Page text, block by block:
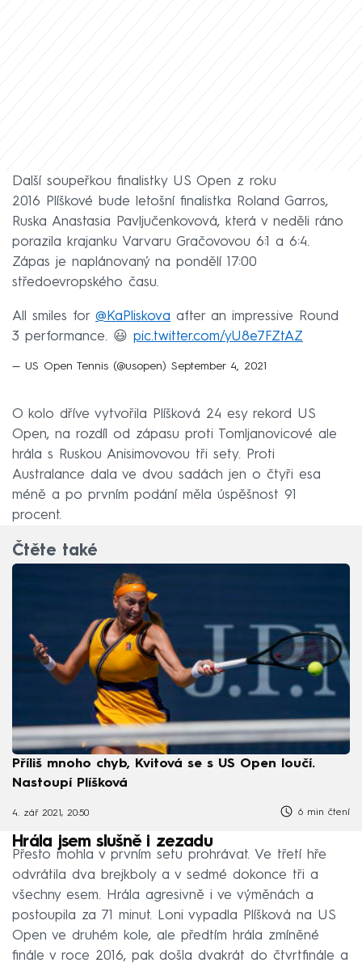
Další soupeřkou finalistky US Open z roku
2016 Plíškové bude letošní finalistka Roland Garros,
Ruska Anastasia Pavljučenkovová, která v neděli ráno
porazila krajanku Varvaru Gračovovou 6:1 a 6:4.
Zápas je naplánovaný na pondělí 17:00
středoevropského času.
All smiles for @KaPliskova after an impressive Round
3 performance. 😃 pic.twitter.com/yU8e7FZtAZ
— US Open Tennis (@usopen) September 4, 2021
O kolo dříve vytvořila Plíšková 24 esy rekord US
Open, na rozdíl od zápasu proti Tomljanovicové ale
hrála s Ruskou Anisimovovou tři sety. Proti
Australance dala ve dvou sadách jen o čtyři esa
méně a po prvním podání měla úspěšnost 91
procent.
Čtěte také
Příliš mnoho chyb, Kvitová se s US Open loučí.
Nastoupí Plíšková
4. zář 2021, 20:50 6 min čtení
Hrála jsem slušně i zezadu
Přesto mohla v prvním setu prohrávat. Ve třetí hře
odvrátila dva brejkboly a v sedmé dokonce tři a
všechny esem. Hrála agresivně i ve výměnách a
postoupila za 71 minut. Loni vypadla Plíšková na US
Open ve druhém kole, ale předtím hrála zmíněné
finále v roce 2016, pak došla dvakrát do čtvrtfinále a